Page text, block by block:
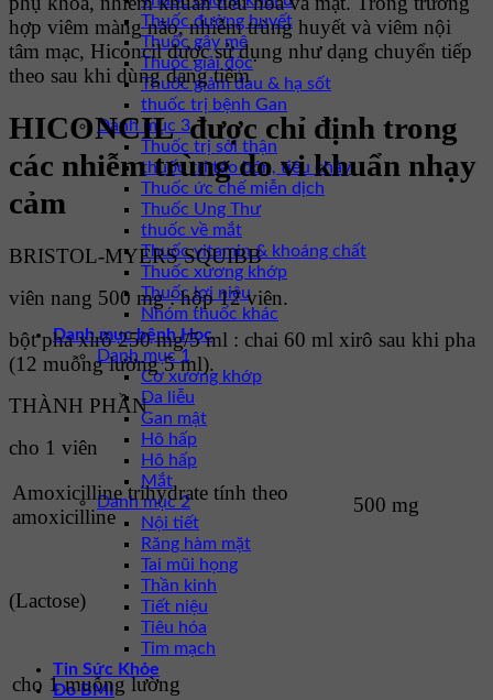
Thuốc đường huyết
Thuốc gây mê
Thuốc giải độc
Thuốc giảm đau & hạ sốt
thuốc trị bệnh Gan
Danh mục 3
Thuốc trị sỏi thận
thuốc trị táo bón, tiêu chảy
Thuốc ức chế miễn dịch
Thuốc Ung Thư
thuốc về mắt
Thuốc vitamin & khoáng chất
Thuốc xương khớp
Thuốc lợi niệu
Nhóm thuốc khác
Danh mục bệnh Học
Danh mục 1
Cơ xương khớp
Da liễu
Gan mật
Hô hấp
Hô hấp
Mắt
Danh mục 2
Nội tiết
Răng hàm mặt
Tai mũi họng
Thần kinh
Tiết niệu
Tiêu hóa
Tim mạch
Tin Sức Khỏe
Đo BMI
hợp viêm màng não, nhiễm trùng huyết và viêm nội
tâm mạc, Hiconcil được sử dụng như dạng chuyển tiếp
theo sau khi dùng dạng tiêm
HICONCIL được chỉ định trong
các nhiễm trùng do vi khuẩn nhạy
cảm
BRISTOL-MYERS SQUIBB
viên nang 500 mg : hộp 12 viên.
bột pha xirô 250 mg/5 ml : chai 60 ml xirô sau khi pha
(12 muỗng lường 5 ml).
THÀNH PHẦN
cho 1 viên
Amoxicilline trihydrate tính theo
amoxicilline
500 mg
(Lactose)
cho 1 muỗng lường